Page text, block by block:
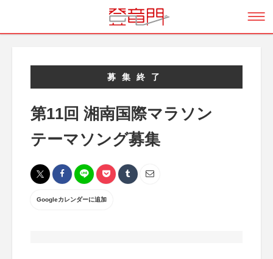
募集終了
第11回 湘南国際マラソン
テーマソング募集
Googleカレンダーに追加